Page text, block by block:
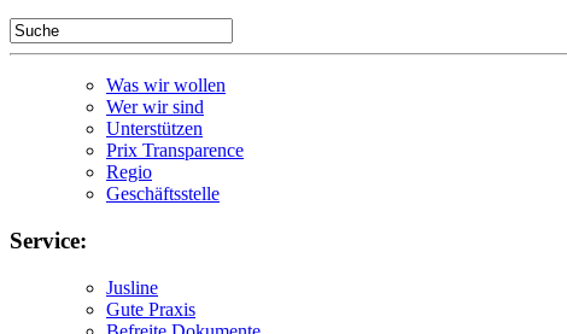
Was wir wollen
Wer wir sind
Unterstützen
Prix Transparence
Regio
Geschäftsstelle
Service:
Jusline
Gute Praxis